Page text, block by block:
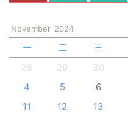
November 2024
一 二 三
28
29 30
4
5 6
11
12 13